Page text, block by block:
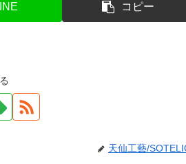
コピー
天仙工藝/